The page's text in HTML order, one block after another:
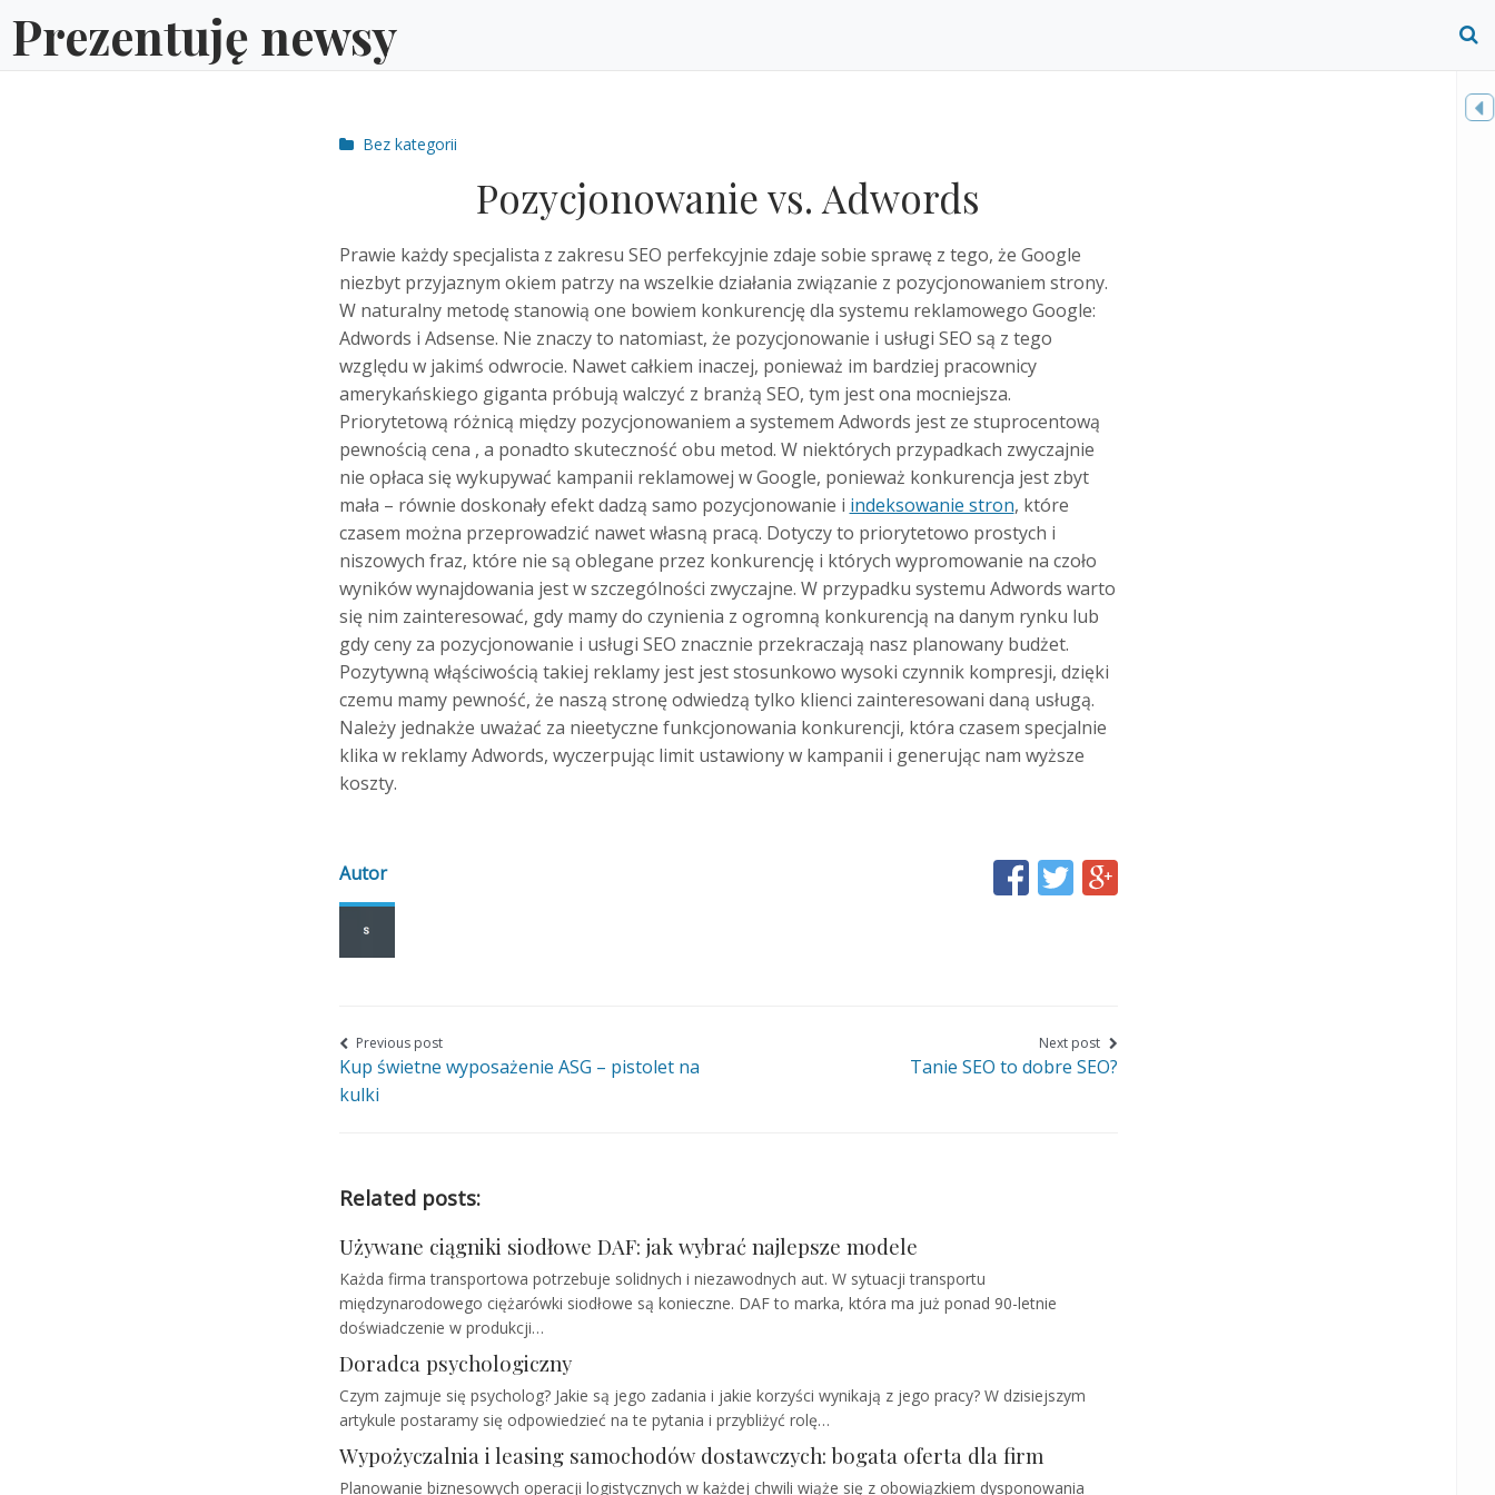
content
Prezentuję newsy
Post
Bez kategorii
Pozycjonowanie vs. Adwords
Prawie każdy specjalista z zakresu SEO perfekcyjnie zdaje sobie sprawę z tego, że Google
niezbyt przyjaznym okiem patrzy na wszelkie działania związanie z pozycjonowaniem strony.
W naturalny metodę stanowią one bowiem konkurencję dla systemu reklamowego Google:
Adwords i Adsense. Nie znaczy to natomiast, że pozycjonowanie i usługi SEO są z tego
względu w jakimś odwrocie. Nawet całkiem inaczej, ponieważ im bardziej pracownicy
amerykańskiego giganta próbują walczyć z branżą SEO, tym jest ona mocniejsza.
Priorytetową różnicą między pozycjonowaniem a systemem Adwords jest ze stuprocentową
pewnością cena , a ponadto skuteczność obu metod. W niektórych przypadkach zwyczajnie
nie opłaca się wykupywać kampanii reklamowej w Google, ponieważ konkurencja jest zbyt
mała – równie doskonały efekt dadzą samo pozycjonowanie i indeksowanie stron, które
czasem można przeprowadzić nawet własną pracą. Dotyczy to priorytetowo prostych i
niszowych fraz, które nie są oblegane przez konkurencję i których wypromowanie na czoło
wyników wynajdowania jest w szczególności zwyczajne. W przypadku systemu Adwords warto
się nim zainteresować, gdy mamy do czynienia z ogromną konkurencją na danym rynku lub
gdy ceny za pozycjonowanie i usługi SEO znacznie przekraczają nasz planowany budżet.
Pozytywną włąściwością takiej reklamy jest jest stosunkowo wysoki czynnik kompresji, dzięki
czemu mamy pewność, że naszą stronę odwiedzą tylko klienci zainteresowani daną usługą.
Należy jednakże uważać za nieetyczne funkcjonowania konkurencji, która czasem specjalnie
klika w reklamy Adwords, wyczerpując limit ustawiony w kampanii i generując nam wyższe
koszty.
Autor
Share
Share
Share
Nawigacja
wpisu
Previous post
Kup świetne wyposażenie ASG – pistolet na
kulki
Next post
Tanie SEO to dobre SEO?
Related posts:
Używane ciągniki siodłowe DAF: jak wybrać najlepsze modele
Każda firma transportowa potrzebuje solidnych i niezawodnych aut. W sytuacji transportu
międzynarodowego ciężarówki siodłowe są konieczne. DAF to marka, która ma już ponad 90-letnie
doświadczenie w produkcji…
Doradca psychologiczny
Czym zajmuje się psycholog? Jakie są jego zadania i jakie korzyści wynikają z jego pracy? W dzisiejszym
artykule postaramy się odpowiedzieć na te pytania i przybliżyć rolę…
Wypożyczalnia i leasing samochodów dostawczych: bogata oferta dla firm
Planowanie biznesowych operacji logistycznych w każdej chwili wiąże się z obowiązkiem dysponowania
Toggle